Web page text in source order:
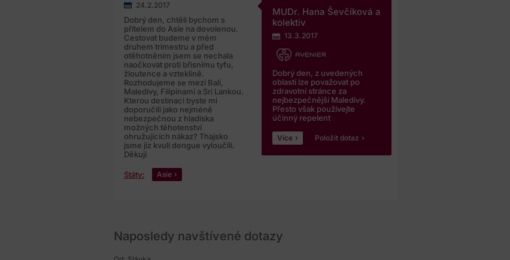
24.2.2017
Dobrý den, chtěli bychom s
přítelem do Asie na dovolenou.
Cestovat budeme v mém
druhem trimestru a před
otěhotněním jsem se nechala
naočkovat proti břisnímu tyfu,
žloutence a vzteklině.
Rozhodujeme se mezi Bali,
Maledivy, Filipinami a Sri Lankou.
Kterou destinaci byste mi
doporučili jako nejméně
nebezpečnou z hladiska
možných těhotenství
ohružujících nákaz? Thajsko
jsme jiz kvuli dengue vyloučili.
Děkuji
Státy: Asie
MUDr. Hana Ševčíková a
kolektiv
13.3.2017
Dobrý den, z uvedených
oblastí lze považovat po
zdravotní stránce za
nejbezpečnější Maledivy.
Přesto však používejte
účinný repelent
Více Položit dotaz
Naposledy navštívené dotazy